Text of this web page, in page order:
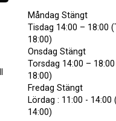
Måndag Stängt
Tisdag 14:00 – 18:00
18:00)
Onsdag Stängt
Torsdag 14:00 –
18:00)
Fredag Stängt
Lördag : 11:00 -
14:00)